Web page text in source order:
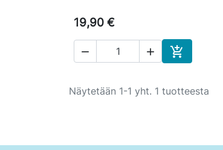
19,90 €
  
Ostoskoriin
Näytetään 1-1 yht. 1 tuotteesta